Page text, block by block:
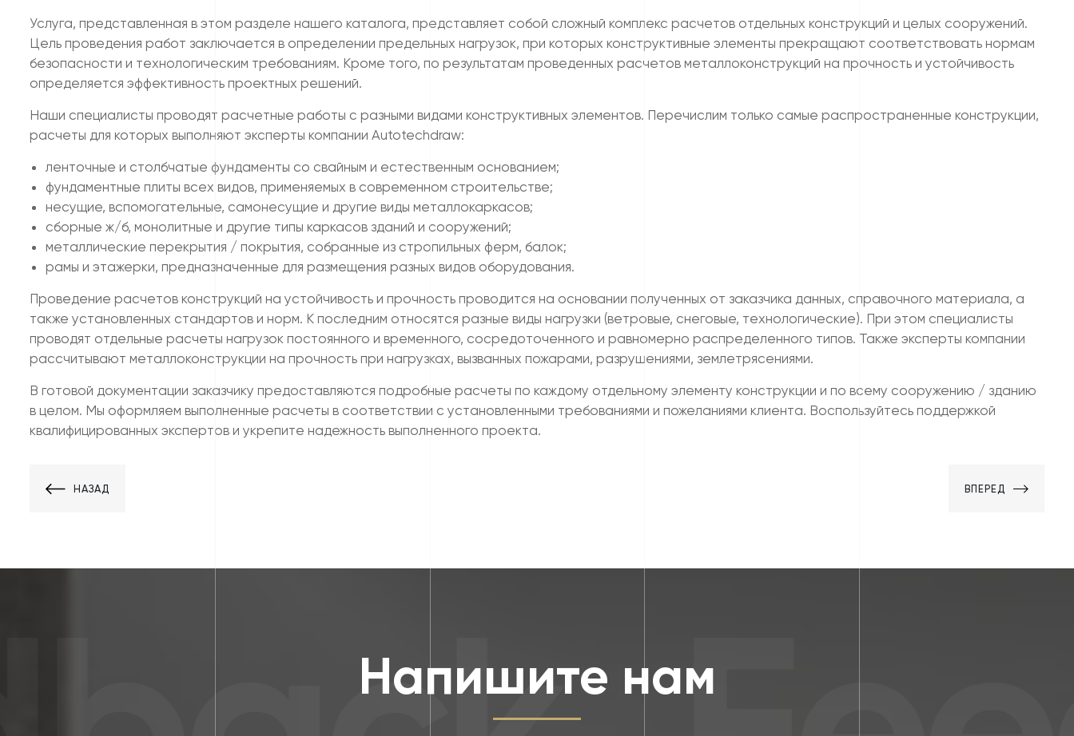
Услуга, представленная в этом разделе нашего каталога, представляет собой сложный комплекс расчетов отдельных конструкций и целых сооружений.
Цель проведения работ заключается в определении предельных нагрузок, при которых конструктивные элементы прекращают соответствовать нормам
безопасности и технологическим требованиям. Кроме того, по результатам проведенных расчетов металлоконструкций на прочность и устойчивость
определяется эффективность проектных решений.
Наши специалисты проводят расчетные работы с разными видами конструктивных элементов. Перечислим только самые распространенные конструкции,
расчеты для которых выполняют эксперты компании Autotechdraw:
ленточные и столбчатые фундаменты со свайным и естественным основанием;
фундаментные плиты всех видов, применяемых в современном строительстве;
несущие, вспомогательные, самонесущие и другие виды металлокаркасов;
сборные ж/б, монолитные и другие типы каркасов зданий и сооружений;
металлические перекрытия / покрытия, собранные из стропильных ферм, балок;
рамы и этажерки, предназначенные для размещения разных видов оборудования.
Проведение расчетов конструкций на устойчивость и прочность проводится на основании полученных от заказчика данных, справочного материала, а
также установленных стандартов и норм. К последним относятся разные виды нагрузки (ветровые, снеговые, технологические). При этом специалисты
проводят отдельные расчеты нагрузок постоянного и временного, сосредоточенного и равномерно распределенного типов. Также эксперты компании
рассчитывают металлоконструкции на прочность при нагрузках, вызванных пожарами, разрушениями, землетрясениями.
В готовой документации заказчику предоставляются подробные расчеты по каждому отдельному элементу конструкции и по всему сооружению / зданию
в целом. Мы оформляем выполненные расчеты в соответствии с установленными требованиями и пожеланиями клиента. Воспользуйтесь поддержкой
квалифицированных экспертов и укрепите надежность выполненного проекта.
НАЗАД ВПЕРЕД
Напишите нам